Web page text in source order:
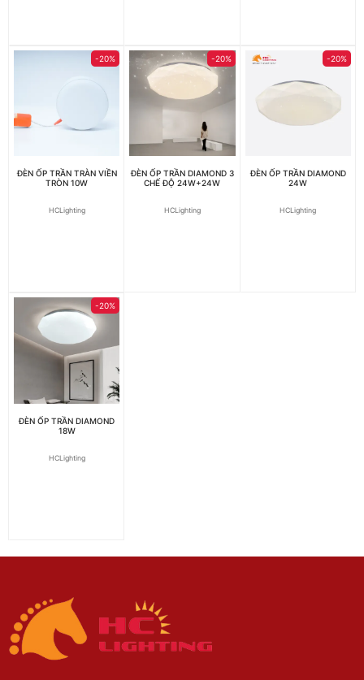
-20%
ĐÈN ỐP TRẦN TRÀN VIỀN
TRÒN 10W
HCLighting
-20%
ĐÈN ỐP TRẦN DIAMOND 3
CHẾ ĐỘ 24W+24W
HCLighting
-20%
ĐÈN ỐP TRẦN DIAMOND
24W
HCLighting
-20%
ĐÈN ỐP TRẦN DIAMOND
18W
HCLighting